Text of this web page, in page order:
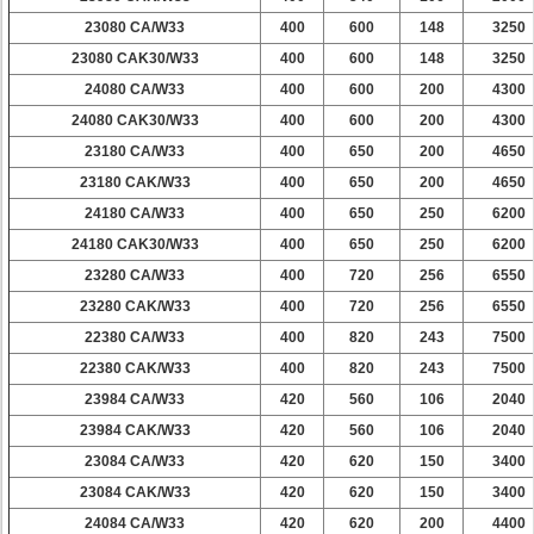
23080 CA/W33
400 600 148
3250
23080 CAK30/W33
400 600 148
3250
24080 CA/W33
400 600 200
4300
24080 CAK30/W33
400 600 200
4300
23180 CA/W33
400 650 200
4650
23180 CAK/W33
400 650 200
4650
24180 CA/W33
400 650 250
6200
24180 CAK30/W33
400 650 250
6200
23280 CA/W33
400 720 256
6550
23280 CAK/W33
400 720 256
6550
22380 CA/W33
400 820 243
7500
22380 CAK/W33
400 820 243
7500
23984 CA/W33
420 560 106
2040
23984 CAK/W33
420 560 106
2040
23084 CA/W33
420 620 150
3400
23084 CAK/W33
420 620 150
3400
24084 CA/W33
420 620 200 4400